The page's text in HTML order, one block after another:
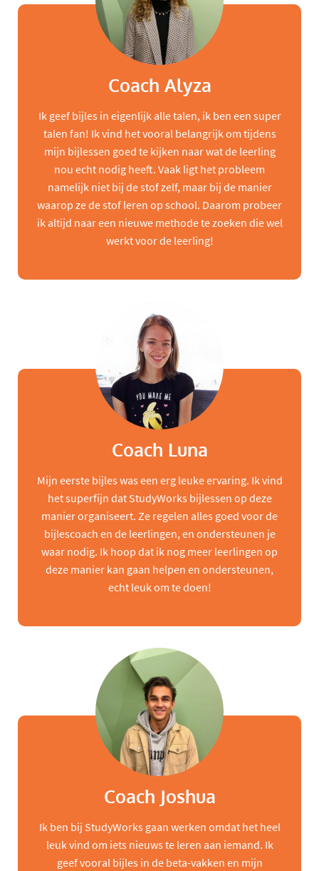
Coach Alyza
Ik geef bijles in eigenlijk alle talen, ik ben een super
talen fan! Ik vind het vooral belangrijk om tijdens
mijn bijlessen goed te kijken naar wat de leerling
nou echt nodig heeft. Vaak ligt het probleem
namelijk niet bij de stof zelf, maar bij de manier
waarop ze de stof leren op school. Daarom probeer
ik altijd naar een nieuwe methode te zoeken die wel
werkt voor de leerling!
Coach Luna
Mijn eerste bijles was een erg leuke ervaring. Ik vind
het superfijn dat StudyWorks bijlessen op deze
manier organiseert. Ze regelen alles goed voor de
bijlescoach en de leerlingen, en ondersteunen je
waar nodig. Ik hoop dat ik nog meer leerlingen op
deze manier kan gaan helpen en ondersteunen,
echt leuk om te doen!
Coach Joshua
Ik ben bij StudyWorks gaan werken omdat het heel
leuk vind om iets nieuws te leren aan iemand. Ik
geef vooral bijles in de beta-vakken en mijn